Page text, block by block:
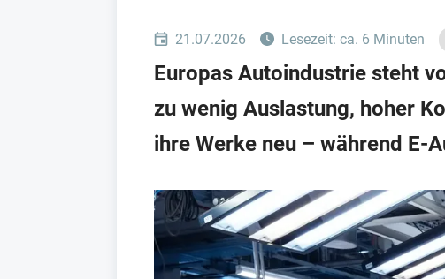
21.07.2026 Lesezeit: ca. 6 Minuten
Europas Autoindustrie steht
zu wenig Auslastung, hoher
ihre Werke neu – während E-